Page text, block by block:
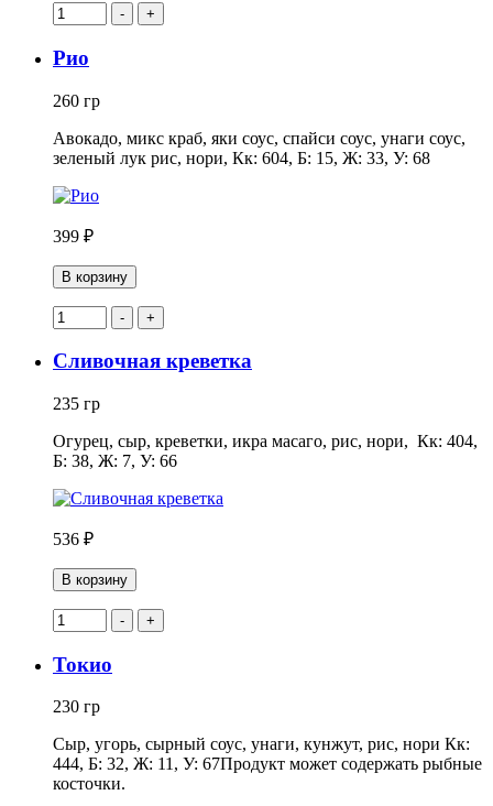
- +
Рио
260 гр
Авокадо, микс краб, яки соус, спайси соус, унаги соус,
зеленый лук рис, нори, Кк: 604, Б: 15, Ж: 33, У: 68
399 ₽
В корзину
- +
Сливочная креветка
235 гр
Огурец, сыр, креветки, икра масаго, рис, нори, Кк: 404,
Б: 38, Ж: 7, У: 66
536 ₽
В корзину
- +
Токио
230 гр
Сыр, угорь, сырный соус, унаги, кунжут, рис, нори Кк:
444, Б: 32, Ж: 11, У: 67Продукт может содержать рыбные
косточки.